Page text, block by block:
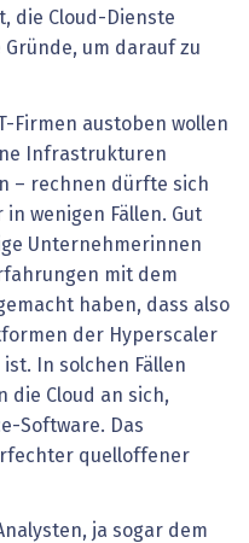
die Cloud-Dienste
um darauf zu
Firmen austoben wollen
Infrastrukturen
– rechnen dürfte sich
wenigen Fällen. Gut
Unternehmerinnen
mit dem
haben, dass also
der Hyperscaler
In solchen Fällen
die Cloud an sich,
Software. Das
quelloffener
ja sogar dem